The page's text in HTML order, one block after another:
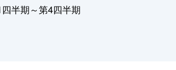
半期～第4四半期